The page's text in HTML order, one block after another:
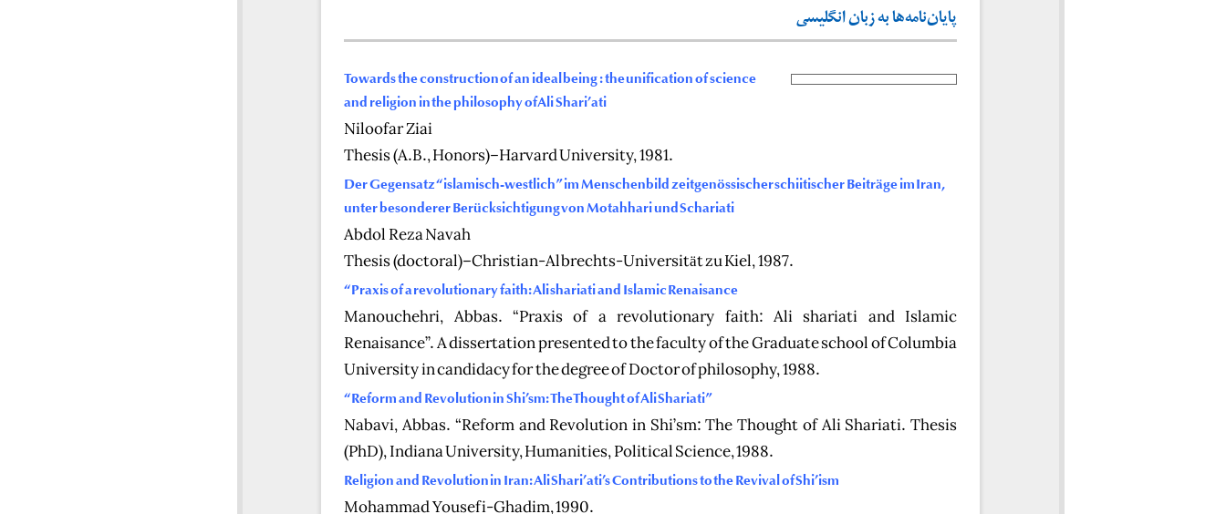
پایان‌نامه‌ها به زبان انگلیسی
Towards the construction of an ideal being : the unification of science
and religion in the philosophy of Ali Shari’ati
Niloofar Ziai
Thesis (A.B., Honors)–Harvard University, 1981.
Der Gegensatz “islamisch-westlich” im Menschenbild zeitgenössischer schiitischer Beiträge im Iran,
unter besonderer Berücksichtigung von Motahhari und Schariati
Abdol Reza Navah
Thesis (doctoral)–Christian-Albrechts-Universität zu Kiel, 1987.
“Praxis of a revolutionary faith: Ali shariati and Islamic Renaisance
Manouchehri, Abbas. “Praxis of a revolutionary faith: Ali shariati and Islamic
Renaisance”. A dissertation presented to the faculty of the Graduate school of Columbia
University in candidacy for the degree of Doctor of philosophy, 1988.
“Reform and Revolution in Shi’sm: The Thought of Ali Shariati”
Nabavi, Abbas. “Reform and Revolution in Shi’sm: The Thought of Ali Shariati. Thesis
(PhD), Indiana University, Humanities, Political Science, 1988.
Religion and Revolution in Iran: Ali Shari’ati’s Contributions to the Revival of Shi’ism
Mohammad Yousefi-Ghadim, 1990.